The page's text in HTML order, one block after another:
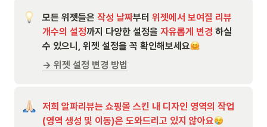
모든 위젯들은 작성 날짜부터 위젯에서 보여질 리뷰
개수의 설정까지 다양한 설정을 자유롭게 변경 하실
수 있으니, 위젯 설정을 꼭 확인해보세요
→ 위젯 설정 변경 방법
저희 알파리뷰는 쇼핑몰 스킨 내 디자인 영역의 작업
(영역 생성 및 이동)은 도와드리고 있지 않아요